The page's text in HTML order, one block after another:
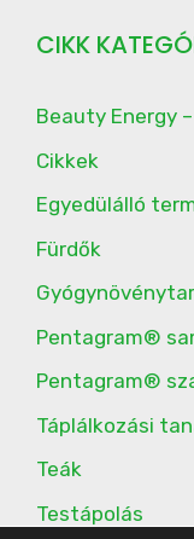
CIKK
Beauty Energy
Cikkek
Egyedülálló
Fürdők
Pentagram®
Pentagram®
Táplálkozási
Teák
Testápolás